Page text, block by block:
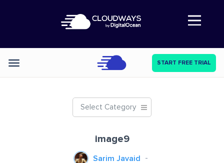
Abre a navegação
Categories START FREE TRIAL
Select Category
image9
Sarim Javaid